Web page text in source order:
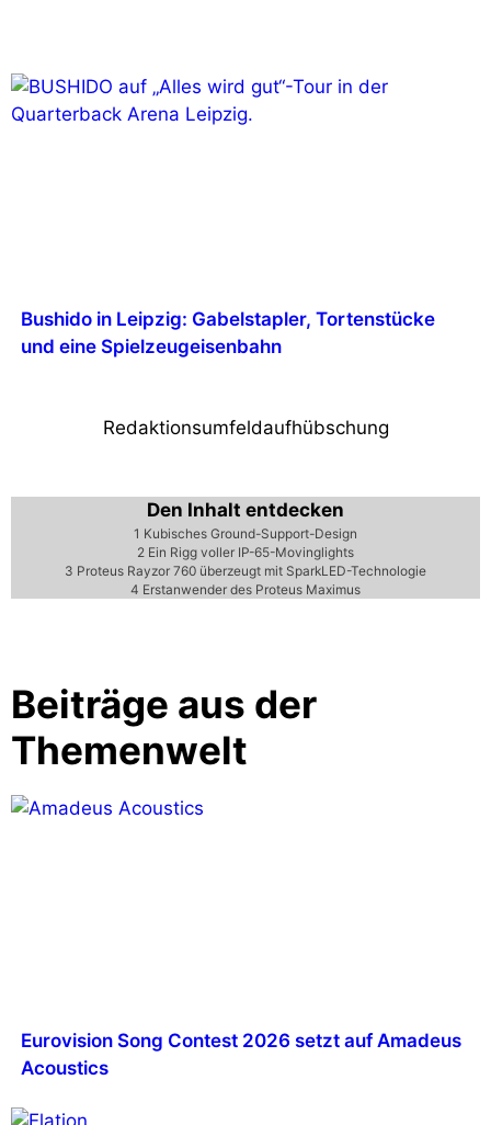
Bushido in Leipzig: Gabelstapler, Tortenstücke
und eine Spielzeugeisenbahn
Redaktionsumfeldaufhübschung
Den Inhalt entdecken
1 Kubisches Ground-Support-Design
2 Ein Rigg voller IP-65-Movinglights
3 Proteus Rayzor 760 überzeugt mit SparkLED-Technologie
4 Erstanwender des Proteus Maximus
Beiträge aus der
Themenwelt
Eurovision Song Contest 2026 setzt auf Amadeus
Acoustics